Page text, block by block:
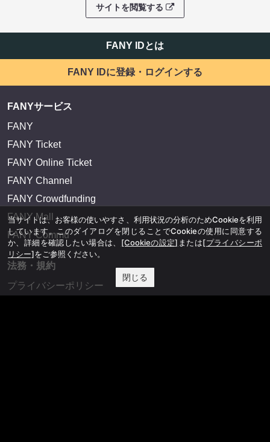
サイトを閲覧する
FANY IDとは
FANY IDに登録・ログインする
FANYサービス
FANY
FANY Ticket
FANY Online Ticket
FANY Channel
FANY Crowdfunding
FANY Mall
FANY Commu
法務・規約
プライバシーポリシー
当サイトは、お客様の使いやすさ、利用状況の分析のためCookieを利用
しています。このダイアログを閉じることでCookieの使用に同意する
か、詳細を確認したい場合は、 [Cookieの設定] または[プライバシーポ
リシー]をご参照ください。
閉じる